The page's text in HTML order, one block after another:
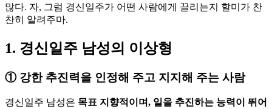
많다. 자, 그럼 경신일주가 어떤 사람에게 끌리는지 할미가 찬
찬히 알려주마.
1. 경신일주 남성의 이상형
① 강한 추진력을 인정해 주고 지지해 주는 사람
경신일주 남성은 목표 지향적이며, 일을 추진하는 능력이 뛰어